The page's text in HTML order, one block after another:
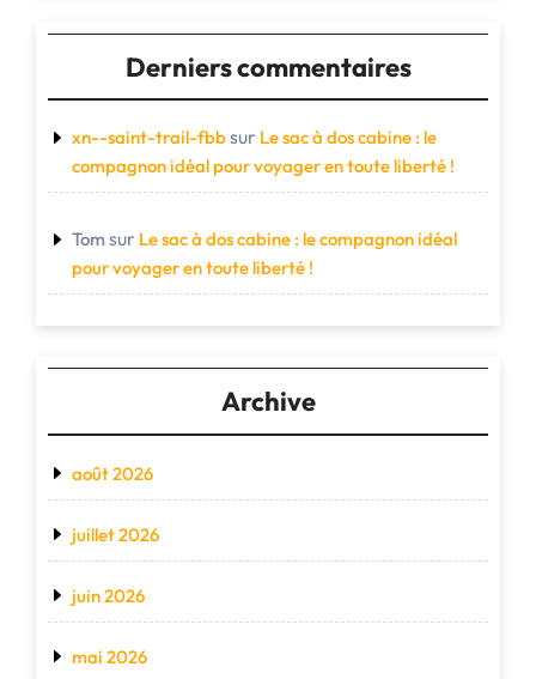
Derniers commentaires
xn--saint-trail-fbbsur Le sac à dos cabine : le
compagnon idéal pour voyager en toute liberté !
Tom sur Le sac à dos cabine : le compagnon idéal
pour voyager en toute liberté !
Archive
août 2026
juillet 2026
juin 2026
mai 2026